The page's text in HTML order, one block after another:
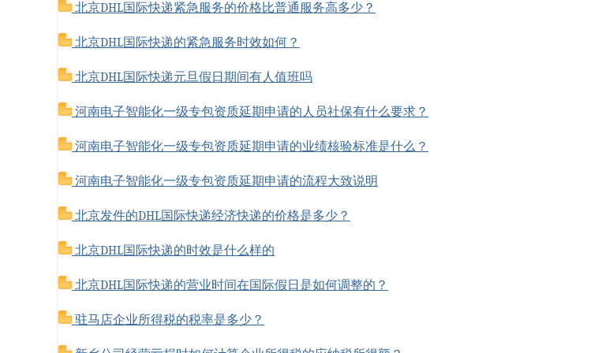
北京DHL国际快递紧急服务的价格比普通服务高多少？
北京DHL国际快递的紧急服务时效如何？
北京DHL国际快递元旦假日期间有人值班吗
河南电子智能化一级专包资质延期申请的人员社保有什么要求？
河南电子智能化一级专包资质延期申请的业绩核验标准是什么？
河南电子智能化一级专包资质延期申请的流程大致说明
北京发件的DHL国际快递经济快递的价格是多少？
北京DHL国际快递的时效是什么样的
北京DHL国际快递的营业时间在国际假日是如何调整的？
驻马店企业所得税的税率是多少？